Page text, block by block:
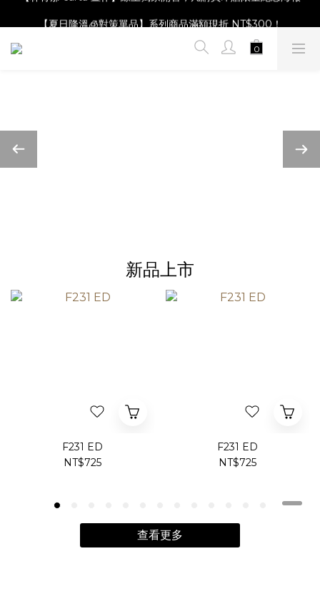
【夏日降溫🧊對策單品】系列商品滿額現折 NT$300！
【Magazine B】單筆消費滿NT$2,000，即贈閱讀禮物明信片組
新品上市
F231 ED
NT$725
F231 ED
NT$725
查看更多